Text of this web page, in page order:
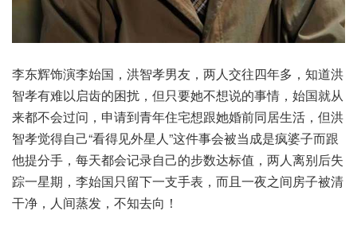
李东辉饰演李始国，洪智孝男友，两人交往四年多，知道洪
智孝有难以启齿的困扰，但只要她不想说的事情，始国就从
来都不会过问，申请到青年住宅想跟她婚前同居生活，但洪
智孝觉得自己“看得见外星人”这件事会被当成是疯婆子而跟
他提分手，每天都会记录自己的步数达标值，两人离别后失
踪一星期，李始国只留下一支手表，而且一夜之间房子被清
干净，人间蒸发，不知去向！